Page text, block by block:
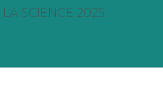
LA SCIENCE 2025